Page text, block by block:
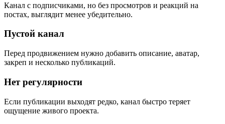
Канал с подписчиками, но без просмотров и реакций на
постах, выглядит менее убедительно.
Пустой канал
Перед продвижением нужно добавить описание, аватар,
закреп и несколько публикаций.
Нет регулярности
Если публикации выходят редко, канал быстро теряет
ощущение живого проекта.